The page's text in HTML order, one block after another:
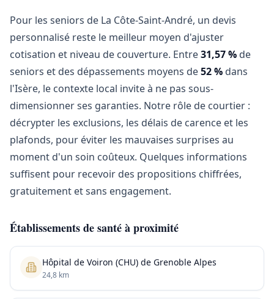
Pour les seniors de La Côte-Saint-André, un devis
personnalisé reste le meilleur moyen d'ajuster
cotisation et niveau de couverture. Entre31,57 % de
seniors et des dépassements moyens de52 % dans
l'Isère, le contexte local invite à ne pas sous-
dimensionner ses garanties. Notre rôle de courtier :
décrypter les exclusions, les délais de carence et les
plafonds, pour éviter les mauvaises surprises au
moment d'un soin coûteux. Quelques informations
suffisent pour recevoir des propositions chiffrées,
gratuitement et sans engagement.
Établissements de santé à proximité
Hôpital de Voiron (CHU) de Grenoble Alpes
24,8 km